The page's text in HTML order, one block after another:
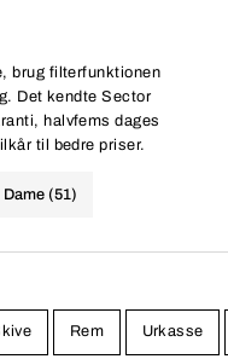
brug filterfunktionen
Det kendte Sector
halvfems dages
til bedre priser.
Dame (51)
Rem Urkasse